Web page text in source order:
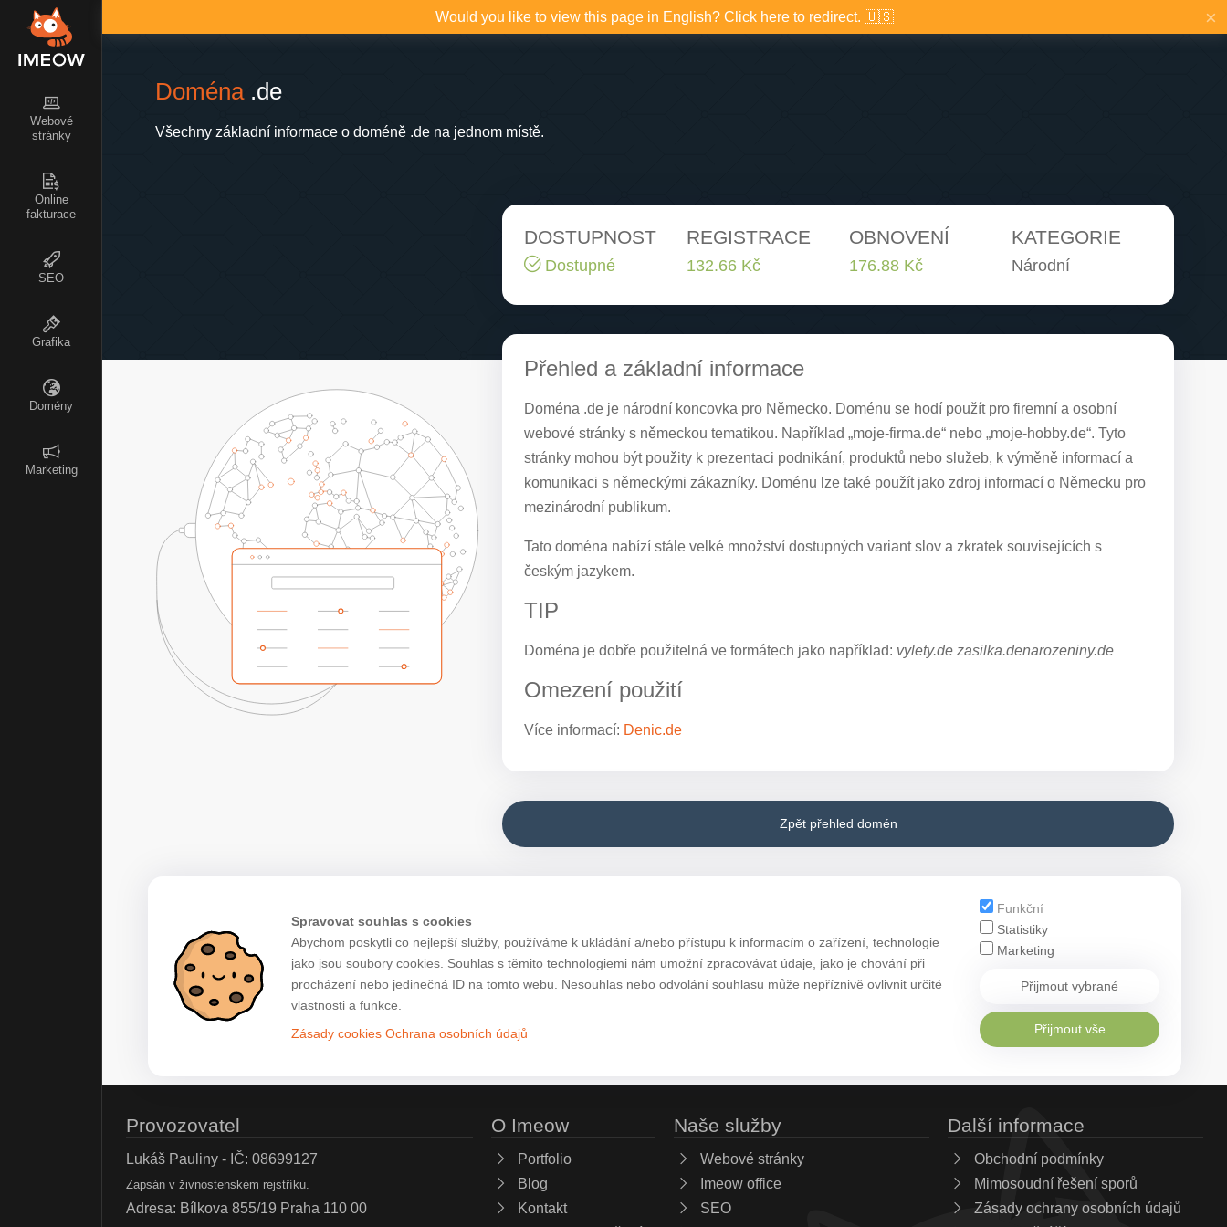
Webové
stránky
Online
fakturace
SEO
Grafika
Domény
Marketing
Would you like to view this page in English? Click here to redirect. 🇺🇸 ×
Doména.de
Všechny základní informace o doméně .de na jednom místě.
DOSTUPNOST
Dostupné
REGISTRACE
132.66 Kč
OBNOVENÍ
176.88 Kč
KATEGORIE
Národní
Přehled a základní informace
Doména .de je národní koncovka pro Německo. Doménu se hodí použít pro firemní a osobní
webové stránky s německou tematikou. Například „moje-firma.de“ nebo „moje-hobby.de“. Tyto
stránky mohou být použity k prezentaci podnikání, produktů nebo služeb, k výměně informací a
komunikaci s německými zákazníky. Doménu lze také použít jako zdroj informací o Německu pro
mezinárodní publikum.
Tato doména nabízí stále velké množství dostupných variant slov a zkratek souvisejících s
českým jazykem.
TIP
Doména je dobře použitelná ve formátech jako například: vylety.de zasilka.denarozeniny.de
Omezení použití
Více informací: Denic.de
Zpět přehled domén
Spravovat souhlas s cookies
Abychom poskytli co nejlepší služby, používáme k ukládání a/nebo přístupu k informacím o zařízení, technologie
jako jsou soubory cookies. Souhlas s těmito technologiemi nám umožní zpracovávat údaje, jako je chování při
procházení nebo jedinečná ID na tomto webu. Nesouhlas nebo odvolání souhlasu může nepříznivě ovlivnit určité
vlastnosti a funkce.
Zásady cookies Ochrana osobních údajů
Funkční
Statistiky
Marketing
Přijmout vybrané
Přijmout vše
Provozovatel
Lukáš Pauliny - IČ: 08699127
Zapsán v živnostenském rejstříku.
Adresa: Bílkova 855/19 Praha 110 00
O Imeow
Portfolio
Blog
Kontakt
Naše služby
Webové stránky
Imeow office
SEO
Další informace
Obchodní podmínky
Mimosoudní řešení sporů
Zásady ochrany osobních údajů